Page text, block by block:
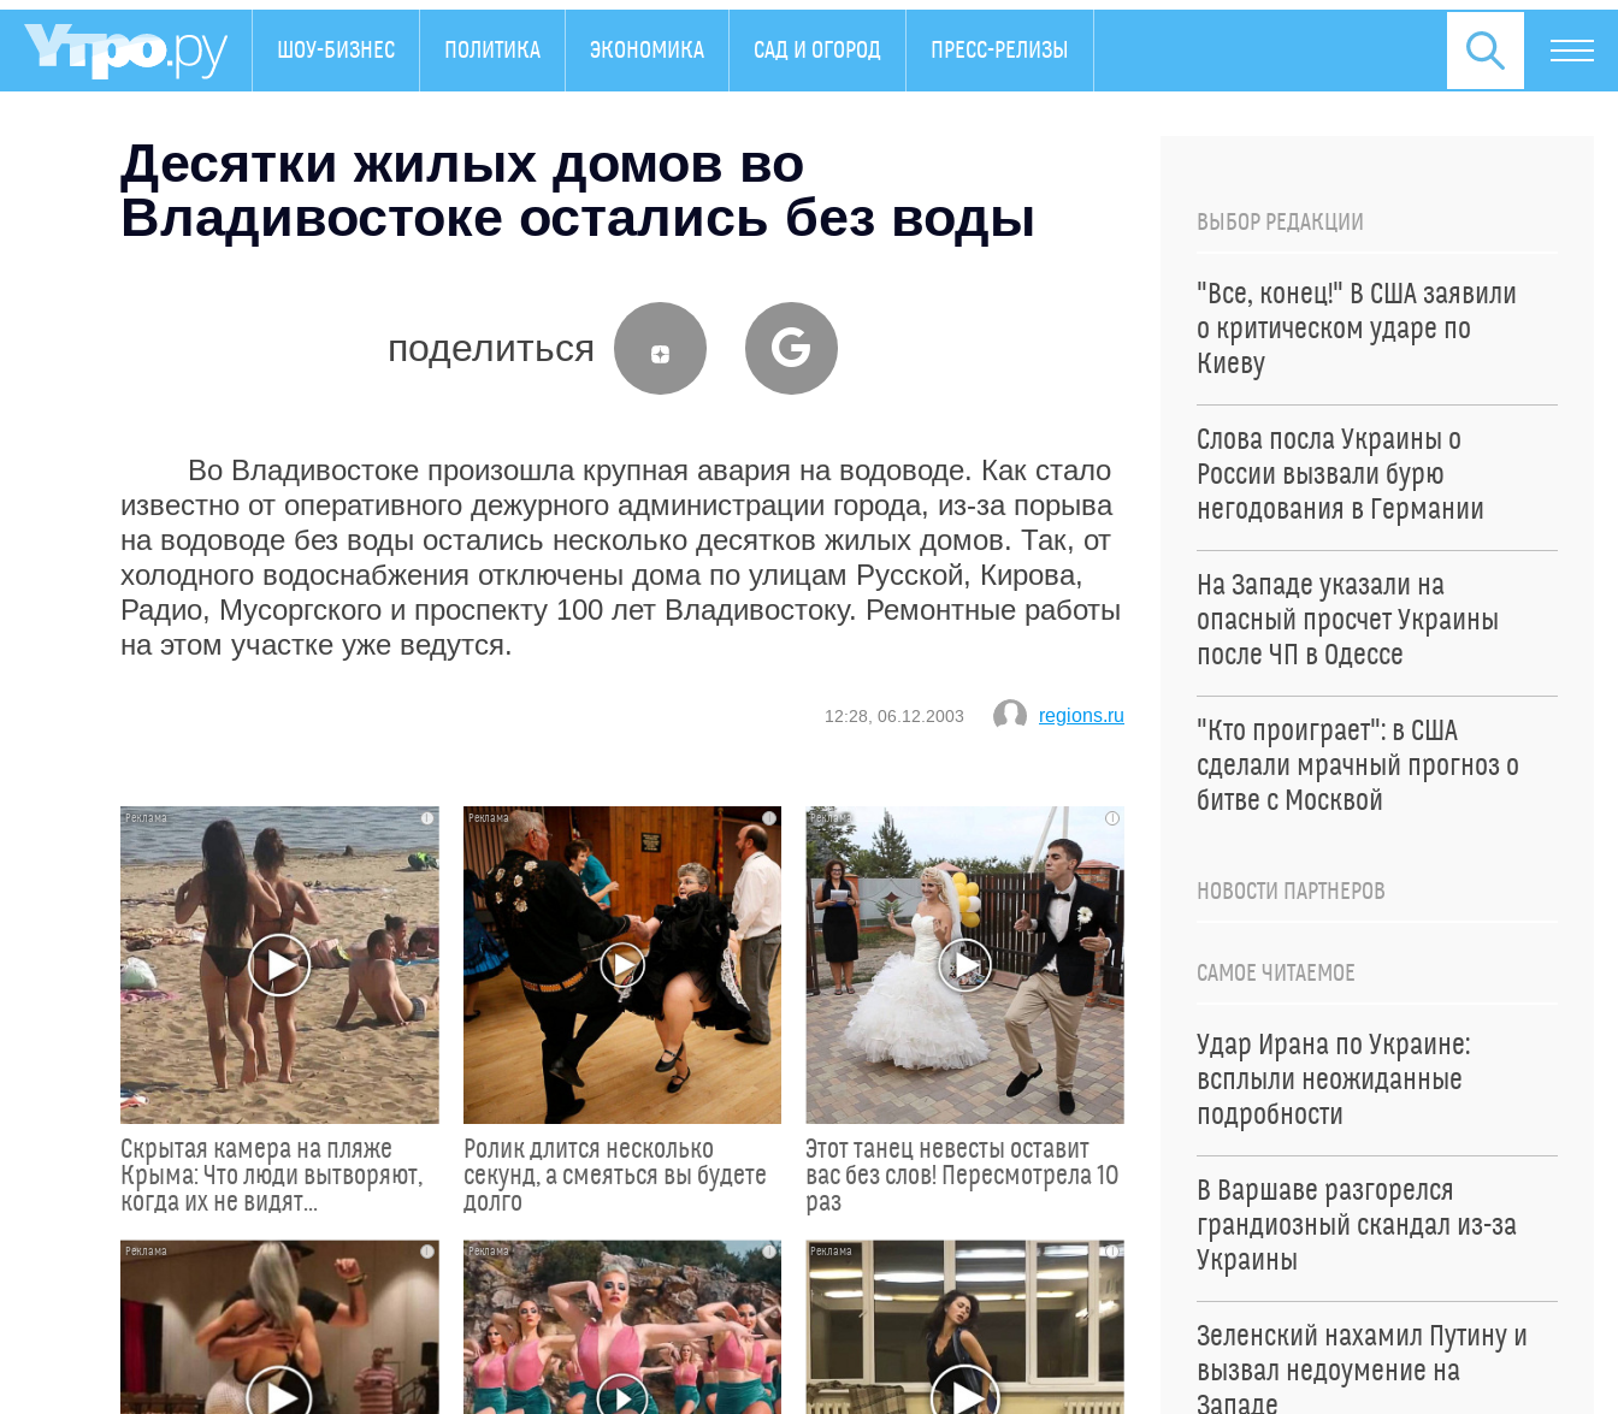
ШОУ-БИЗНЕС ПОЛИТИКА ЭКОНОМИКА САД И ОГОРОД ПРЕСС-РЕЛИЗЫ
Десятки жилых домов во
Владивостоке остались без воды
поделиться
Во Владивостоке произошла крупная авария на водоводе. Как стало
известно от оперативного дежурного администрации города, из-за порыва
на водоводе без воды остались несколько десятков жилых домов. Так, от
холодного водоснабжения отключены дома по улицам Русской, Кирова,
Радио, Мусоргского и проспекту 100 лет Владивостоку. Ремонтные работы
на этом участке уже ведутся.
12:28, 06.12.2003 regions.ru
i
Скрытая камера на пляже
Крыма: Что люди вытворяют,
когда их не видят...
i
Ролик длится несколько
секунд, а смеяться вы будете
долго
i
Этот танец невесты оставит
вас без слов! Пересмотрела 10
раз
i i i
ВЫБОР РЕДАКЦИИ
"Все, конец!" В США заявили
о критическом ударе по
Киеву
Слова посла Украины о
России вызвали бурю
негодования в Германии
На Западе указали на
опасный просчет Украины
после ЧП в Одессе
"Кто проиграет": в США
сделали мрачный прогноз о
битве с Москвой
НОВОСТИ ПАРТНЕРОВ
САМОЕ ЧИТАЕМОЕ
Удар Ирана по Украине:
всплыли неожиданные
подробности
В Варшаве разгорелся
грандиозный скандал из-за
Украины
Зеленский нахамил Путину и
вызвал недоумение на
Западе